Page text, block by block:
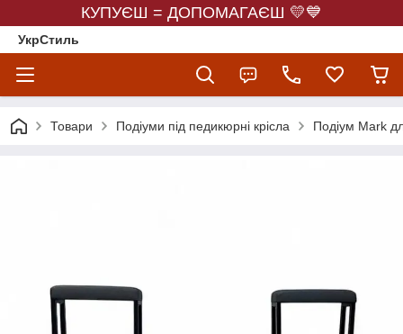
КУПУЄШ = ДОПОМАГАЄШ 💛💙
УкрСтиль
Товари Подіуми під педикюрні крісла Подіум Mark